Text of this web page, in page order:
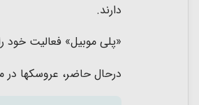
دارند.
«پلی موبیل» فعالیت خود را در سال 1974 در باواریای
درحال حاضر، عروسکها در